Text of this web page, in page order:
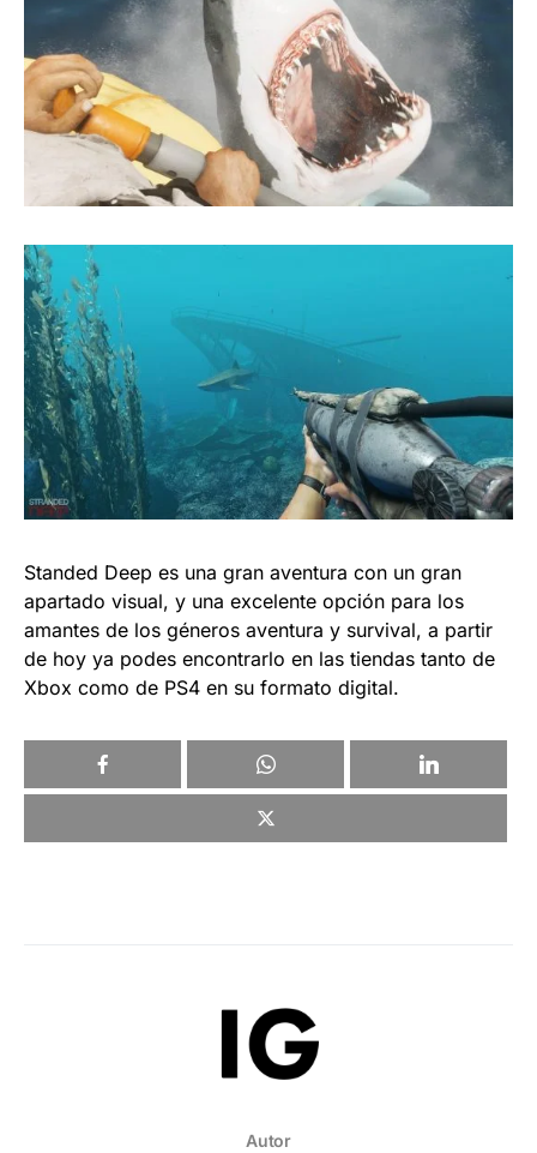
Standed Deep es una gran aventura con un gran
apartado visual, y una excelente opción para los
amantes de los géneros aventura y survival, a partir
de hoy ya podes encontrarlo en las tiendas tanto de
Xbox como de PS4 en su formato digital.
Autor